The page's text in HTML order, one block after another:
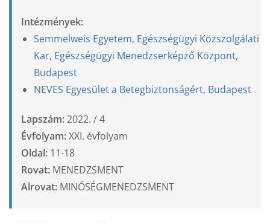
Intézmények:
Semmelweis Egyetem, Egészségügyi Közszolgálati
Kar, Egészségügyi Menedzserképző Központ,
Budapest
NEVES Egyesület a Betegbiztonságért, Budapest
Lapszám:2022. / 4
Évfolyam:XXI. évfolyam
Oldal: 11-18
Rovat: MENEDZSMENT
Alrovat: MINŐSÉGMENEDZSMENT